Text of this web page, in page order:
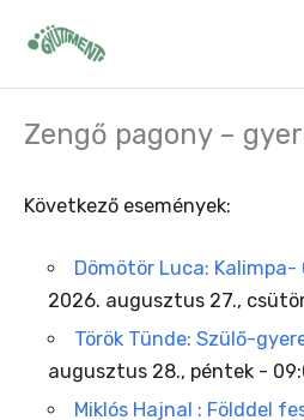
Zengő pagony –
Következő események:
Dömötör Luca:
2026. augusztus 27.,
Török Tünde: Szülő-
augusztus 28., péntek -
Miklós Hajnal : Földdel